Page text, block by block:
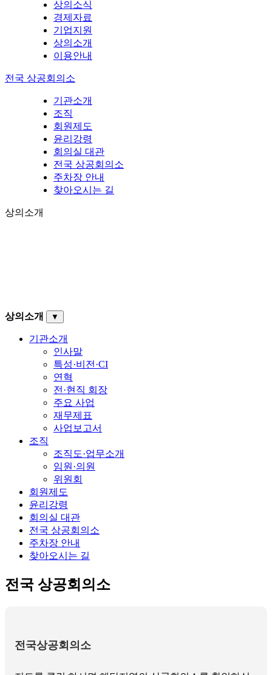
상의소식
경제자료
기업지원
상의소개
이용안내
전국 상공회의소
기관소개
조직
회원제도
윤리강령
회의실 대관
전국 상공회의소
주차장 안내
찾아오시는 길
상의소개
상의소개 ▼
기관소개
인사말
특성·비전·CI
연혁
전·현직 회장
주요 사업
재무제표
사업보고서
조직
조직도·업무소개
임원·의원
위원회
회원제도
윤리강령
회의실 대관
전국 상공회의소
주차장 안내
찾아오시는 길
전국 상공회의소
전국상공회의소